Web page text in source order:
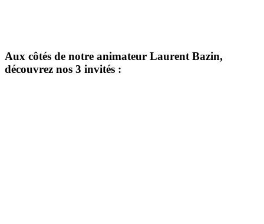
Aux côtés de notre animateur Laurent Bazin,
découvrez nos 3 invités :